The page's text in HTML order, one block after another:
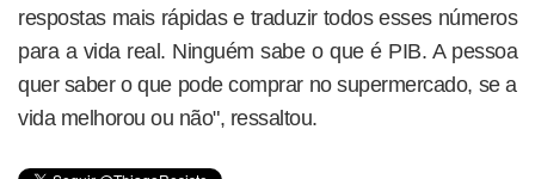
respostas mais rápidas e traduzir todos esses números
para a vida real. Ninguém sabe o que é PIB. A pessoa
quer saber o que pode comprar no supermercado, se a
vida melhorou ou não", ressaltou.